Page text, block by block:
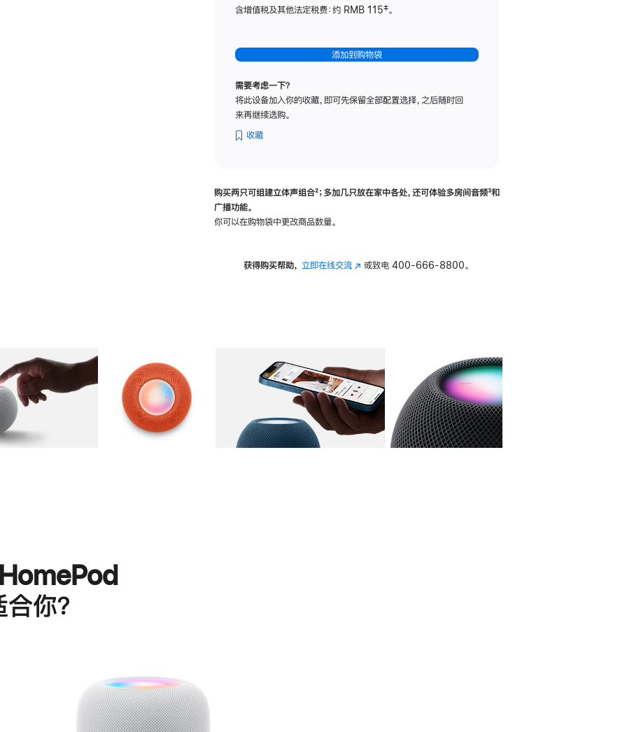
含增值税及其他法定税费：约 RMB 115‡。
添加到购物袋
需要考虑一下？
将此设备加入你的收藏，即可先保留全部配置选择，之后随时回
来再继续选购。
收藏
购买两只可组建立体声组合脚
²；多加几只放在家中各处，还可体验多‍房‍间音频脚
³和
广播功能。
你可以在购物袋中更改商品数量。
获得购买帮助， 立即在线交流(在 或致电 400-666-8800。
图库 图像 图库 图像 图库 图像 4 图库 图像 5
你？
进
一
步
了